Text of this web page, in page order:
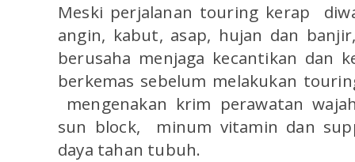
Meski perjalanan touring kerap
angin, kabut, asap, hujan dan
berusaha menjaga kecantikan dan
berkemas sebelum melakukan
mengenakan krim perawatan
sun block, minum vitamin dan
daya tahan tubuh.